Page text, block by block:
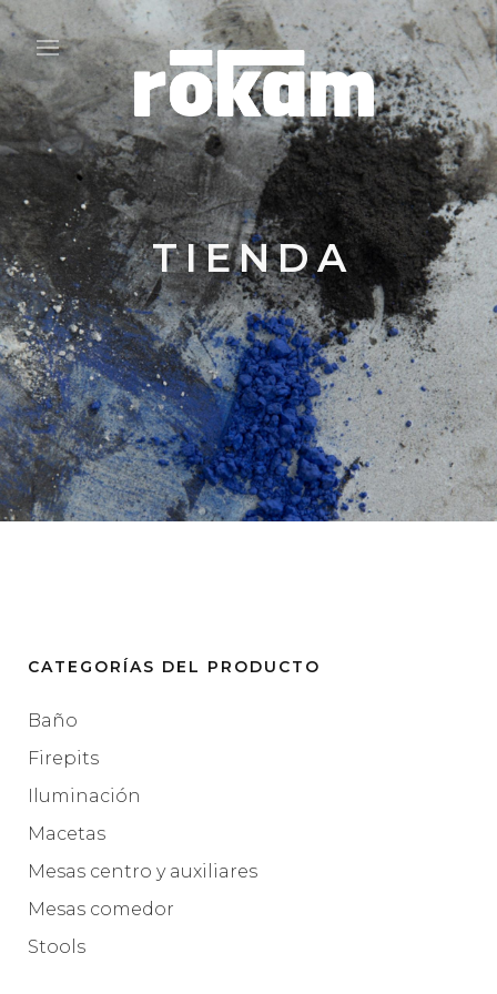
TIENDA
CATEGORÍAS DEL PRODUCTO
Baño
Firepits
Iluminación
Macetas
Mesas centro y auxiliares
Mesas comedor
Stools